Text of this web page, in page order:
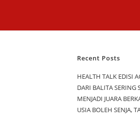
Recent Posts
HEALTH TALK EDISI
DARI BALITA SERING
MENJADI JUARA
USIA BOLEH SENJA,